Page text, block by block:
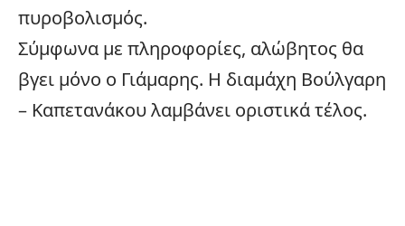
πυροβολισμός.
Σύμφωνα με πληροφορίες, αλώβητος θα
βγει μόνο ο Γιάμαρης. Η διαμάχη Βούλγαρη
– Καπετανάκου λαμβάνει οριστικά τέλος.